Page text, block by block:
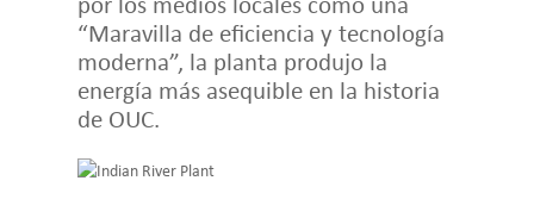
“Maravilla de eficiencia y tecnología
moderna”, la planta produjo la
energía más asequible en la historia
de OUC.